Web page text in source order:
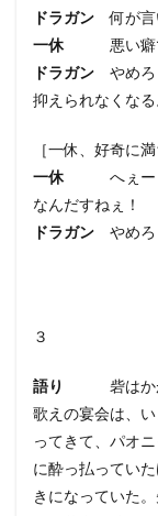
ドラガン 何が言
一休悪い癖で、
ドラガン やめろ
抑えられなくなる
［一休、好奇に
一休へぇー！
なんだすねぇ！
ドラガン やめろ
３
語り
砦はかが
歌えの宴会は、
ってきて、パオ
に酔っ払ってい
きになっていた